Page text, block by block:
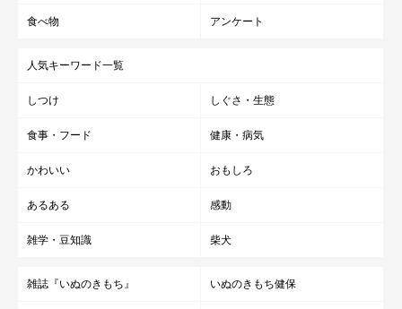
食べ物 アンケート
人気キーワード一覧
しつけ しぐさ・生態
食事・フード 健康・病気
かわいい おもしろ
あるある 感動
雑学・豆知識 柴犬
雑誌『いぬのきもち』 いぬのきもち健保